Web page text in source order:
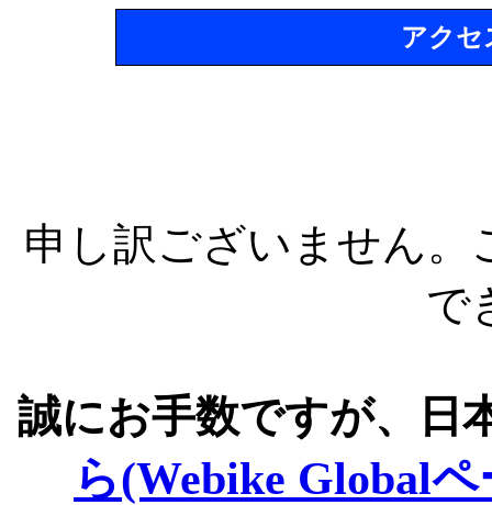
アクセ
申し訳ございません
で
誠にお手数ですが、日
ら(Webike Global